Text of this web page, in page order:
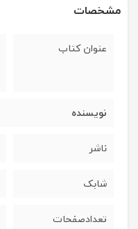
مشخصات
عنوان کتاب
نویسنده
ناشر
شابک
تعدادصفحات